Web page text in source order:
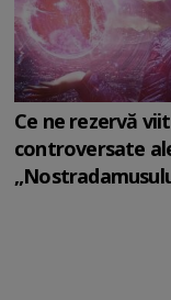
Ce ne rezervă
controversate